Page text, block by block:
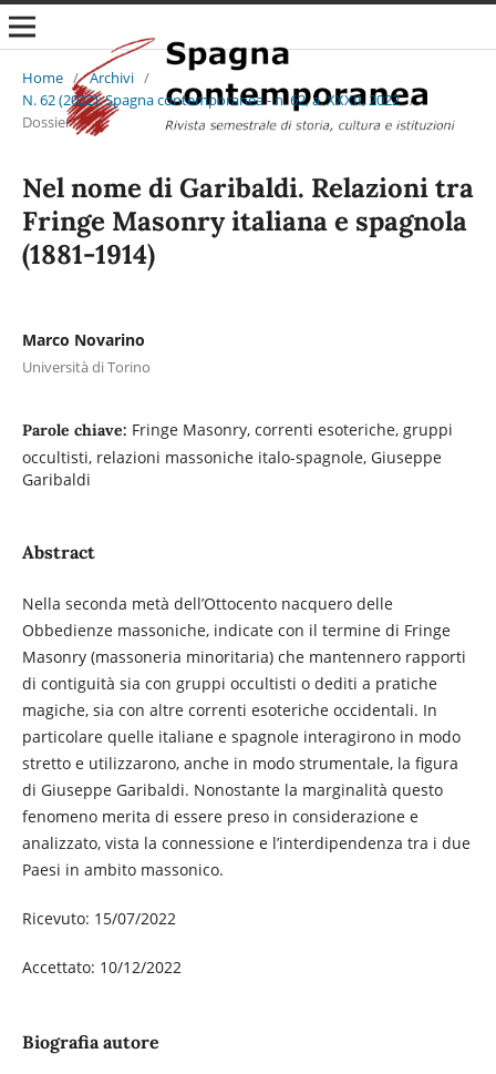
Home / Archivi /
N. 62 (2022): Spagna contemporanea - n. 62, a. XXXII, 2022 /
Dossier
Nel nome di Garibaldi. Relazioni tra
Fringe Masonry italiana e spagnola
(1881-1914)
Marco Novarino
Università di Torino
Parole chiave: Fringe Masonry, correnti esoteriche, gruppi
occultisti, relazioni massoniche italo-spagnole, Giuseppe
Garibaldi
Abstract
Nella seconda metà dell’Ottocento nacquero delle
Obbedienze massoniche, indicate con il termine di Fringe
Masonry (massoneria minoritaria) che mantennero rapporti
di contiguità sia con gruppi occultisti o dediti a pratiche
magiche, sia con altre correnti esoteriche occidentali. In
particolare quelle italiane e spagnole interagirono in modo
stretto e utilizzarono, anche in modo strumentale, la figura
di Giuseppe Garibaldi. Nonostante la marginalità questo
fenomeno merita di essere preso in considerazione e
analizzato, vista la connessione e l’interdipendenza tra i due
Paesi in ambito massonico.
Ricevuto: 15/07/2022
Accettato: 10/12/2022
Biografia autore